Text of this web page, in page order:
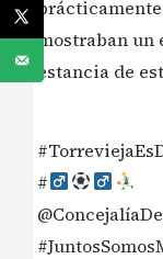
mostraban un
estancia de
#‍